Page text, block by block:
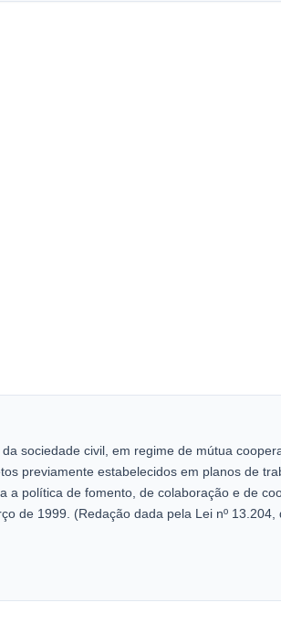
sociedade civil, em regime de mútua
previamente estabelecidos em planos de
política de fomento, de colaboração e de
de 1999. (Redação dada pela Lei nº 13.204,